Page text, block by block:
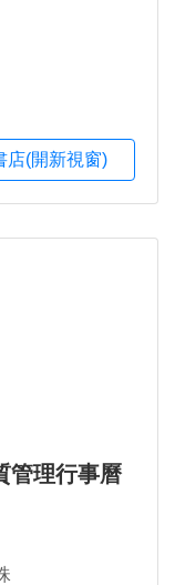
店(開新視窗)
管理行事曆